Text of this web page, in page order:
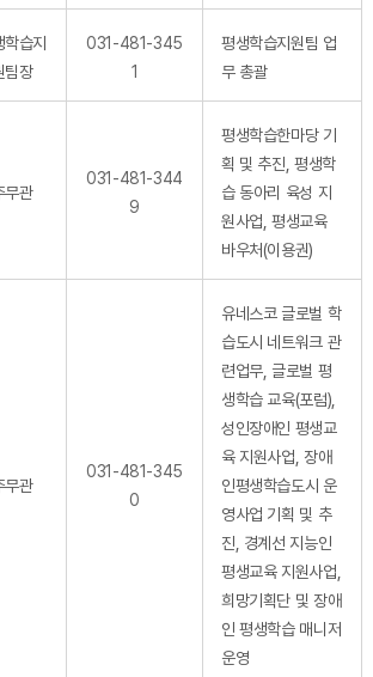
습지
팀장
031-481-345
1
평생학습지원팀 업
무 총괄
무관
031-481-344
9
평생학습한마당 기
획 및 추진, 평생학
습 동아리 육성 지
원사업, 평생교육
바우처(이용권)
무관
031-481-345
0
유네스코 글로벌 학
습도시 네트워크 관
련업무, 글로벌 평
생학습 교육(포럼),
성인장애인 평생교
육 지원사업, 장애
인평생학습도시 운
영사업 기획 및 추
진, 경계선 지능인
평생교육 지원사업,
희망기획단 및 장애
인 평생학습 매니저
운영